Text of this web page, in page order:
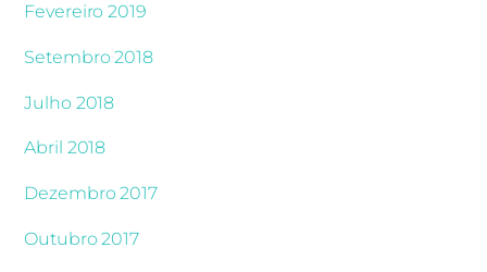
Fevereiro 2019
Setembro 2018
Julho 2018
Abril 2018
Dezembro 2017
Outubro 2017